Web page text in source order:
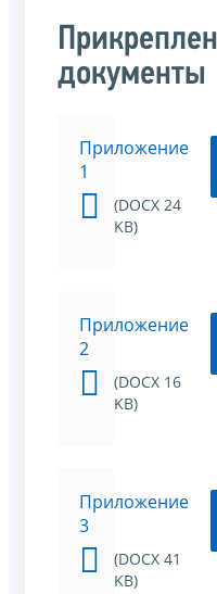
документы
Приложение
1
(DOCX 24
KB)
Приложение
2
(DOCX 16
KB)
Приложение
3
(DOCX 41
KB)